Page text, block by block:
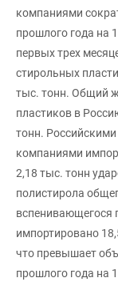
компаниями
прошлого года на
первых трех
стирольных
тыс. тонн. Общий
пластиков в
тонн.
компаниями
2,18 тыс. тонн
полистирола
вспенивающегося
импортировано
что превышает
прошлого года на